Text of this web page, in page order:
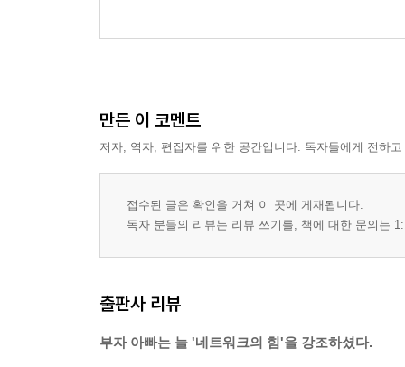
만든 이 코멘트
저자, 역자, 편집자를 위한 공간입니다. 독자들에게 전하
접수된 글은 확인을 거쳐 이 곳에 게재됩니다.
독자 분들의 리뷰는 리뷰 쓰기를, 책에 대한 문의는
출판사 리뷰
부자 아빠는 늘 '네트워크의 힘'을 강조하셨다.